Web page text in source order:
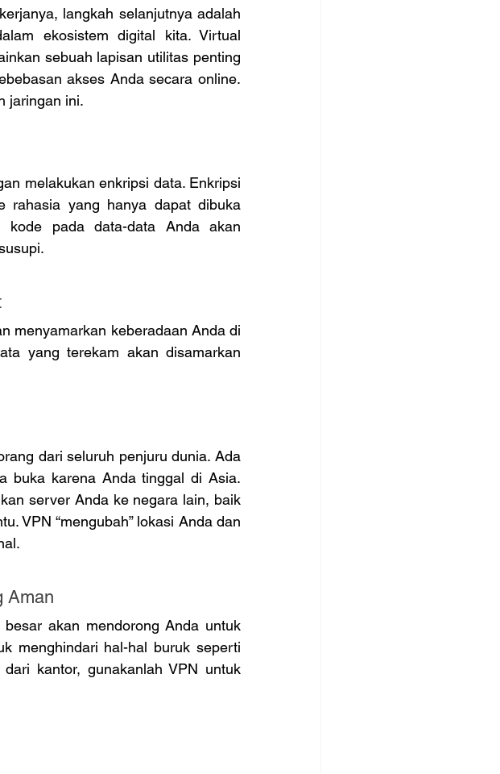
langkah selanjutnya adalah
ekosistem digital kita. Virtual
sebuah lapisan utilitas penting
akses Anda secara online.
jaringan ini.
melakukan enkripsi data. Enkripsi
rahasia yang hanya dapat dibuka
kode pada data-data Anda akan
menyamarkan keberadaan Anda di
yang terekam akan disamarkan
dari seluruh penjuru dunia. Ada
buka karena Anda tinggal di Asia.
server Anda ke negara lain, baik
VPN “mengubah” lokasi Anda dan
Aman
akan mendorong Anda untuk
menghindari hal-hal buruk seperti
kantor, gunakanlah VPN untuk